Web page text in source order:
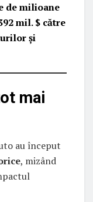
de milioane
mil. $ către
și
mai
au început
, mizând